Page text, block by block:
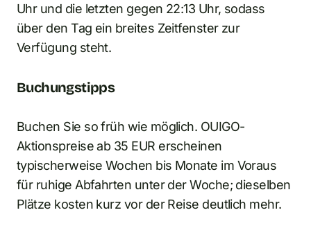
Uhr und die letzten gegen 22:13 Uhr, sodass
über den Tag ein breites Zeitfenster zur
Verfügung steht.
Buchungstipps
Buchen Sie so früh wie möglich. OUIGO-
Aktionspreise ab 35 EUR erscheinen
typischerweise Wochen bis Monate im Voraus
für ruhige Abfahrten unter der Woche; dieselben
Plätze kosten kurz vor der Reise deutlich mehr.